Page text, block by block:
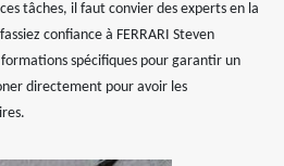
tâches, il faut convier des experts en la
confiance à FERRARI Steven
spécifiques pour garantir un
directement pour avoir les